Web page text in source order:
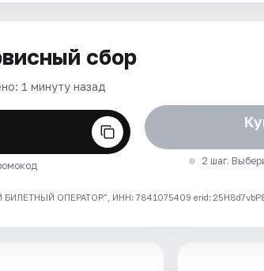
сбор
1 минуту назад
2 шаг.
ОПЕРАТОР", ИНН: 7841075409 erid: